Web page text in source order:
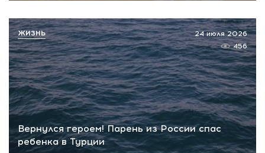
Вернулся героем! Парень из России спас
ребенка в Турции
24 июля 2026
456
ЖИЗНЬ